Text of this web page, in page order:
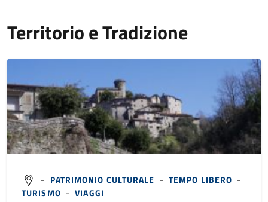
Territorio e Tradizione
- PATRIMONIO CULTURALE -TEMPO LIBERO -
TURISMO -VIAGGI